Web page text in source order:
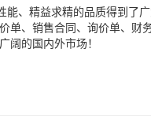
、精益求精的品质得到了
、销售合同、询价单、财
的国内外市场！